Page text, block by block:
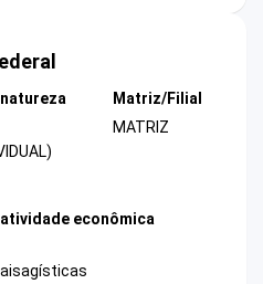
Matriz/Filial
MATRIZ
econômica